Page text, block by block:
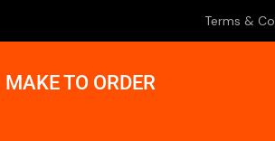
Terms &
MAKE TO ORDER